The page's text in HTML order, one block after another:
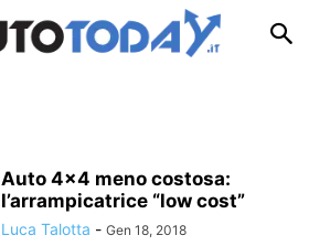
Auto 4×4 meno costosa:
l’arrampicatrice “low cost”
Luca Talotta - Gen 18, 2018